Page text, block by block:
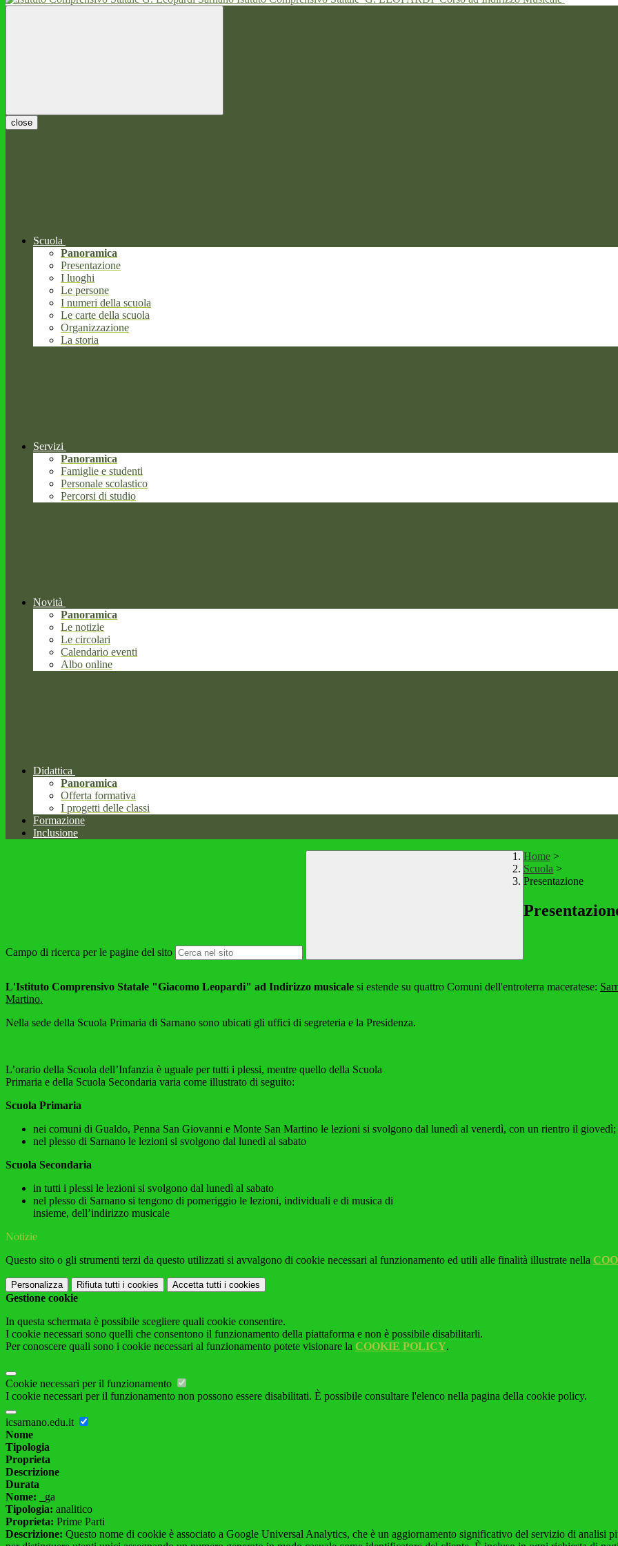
close
Scuola
Panoramica
Presentazione
I luoghi
Le persone
I numeri della scuola
Le carte della scuola
Organizzazione
La storia
Servizi
Panoramica
Famiglie e studenti
Personale scolastico
Percorsi di studio
Novità
Panoramica
Le notizie
Le circolari
Calendario eventi
Albo online
Didattica
Panoramica
Offerta formativa
I progetti delle classi
Formazione
Inclusione
Campo di ricerca per le pagine del sito
Home >
Scuola >
Presentazione
L'Istituto Comprensivo Statale "Giacomo Leopardi" ad Indirizzo musicale si estende su quattro Comuni dell'entroterra maceratese:
Martino.
Nella sede della Scuola Primaria di Sarnano sono ubicati gli uffici di segreteria e la Presidenza.
L’orario della Scuola dell’Infanzia è uguale per tutti i plessi, mentre quello della Scuola
Primaria e della Scuola Secondaria varia come illustrato di seguito:
Scuola Primaria
nei comuni di Gualdo, Penna San Giovanni e Monte San Martino le lezioni si svolgono dal lunedì al venerdì, con un rientro il giovedì;
nel plesso di Sarnano le lezioni si svolgono dal lunedì al sabato
Scuola Secondaria
in tutti i plessi le lezioni si svolgono dal lunedì al sabato
nel plesso di Sarnano si tengono di pomeriggio le lezioni, individuali e di musica di
insieme, dell’indirizzo musicale
Notizie
Questo sito o gli strumenti terzi da questo utilizzati si avvalgono di cookie necessari al funzionamento ed utili alle finalità illustrate nella
Personalizza Rifiuta tutti i cookies Accetta tutti i cookies
Gestione cookie
In questa schermata è possibile scegliere quali cookie consentire.
I cookie necessari sono quelli che consentono il funzionamento della piattaforma e non è possibile disabilitarli.
Per conoscere quali sono i cookie necessari al funzionamento potete visionare la COOKIE POLICY.
Cookie necessari per il funzionamento
I cookie necessari per il funzionamento non possono essere disabilitati. È possibile consultare l'elenco nella pagina della cookie policy.
icsarnano.edu.it
Nome
Tipologia
Proprieta
Descrizione
Durata
Nome: _ga
Tipologia: analitico
Proprieta: Prime Parti
Descrizione: Questo nome di cookie è associato a Google Universal Analytics, che è un aggiornamento significativo del servizio di analisi